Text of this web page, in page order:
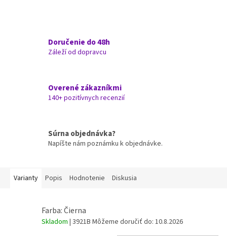
Doručenie do 48h
Záleží od dopravcu
Overené zákazníkmi
140+ pozitívnych recenzií
Súrna objednávka?
Napíšte nám poznámku k objednávke.
Varianty Popis Hodnotenie Diskusia
Farba: Čierna
Skladom | 3921B Môžeme doručiť do: 10.8.2026